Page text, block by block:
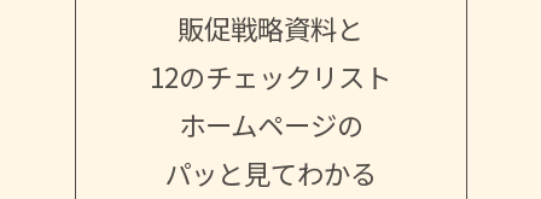
販促戦略資料と
12のチェックリスト
ホームページの
パッと見てわかる